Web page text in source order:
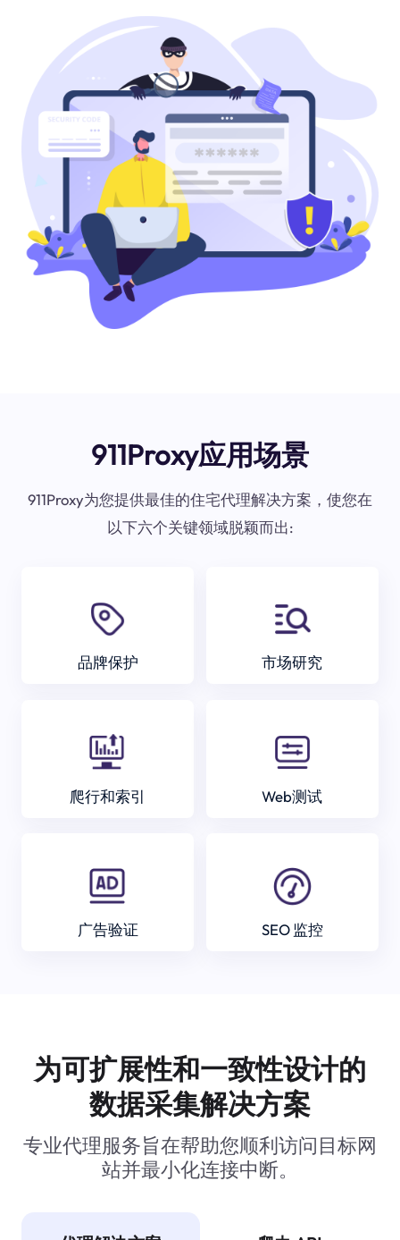
911Proxy应用场景
911Proxy为您提供最佳的住宅代理解决方案，使您在
以下六个关键领域脱颖而出:
品牌保护 市场研究
爬行和索引 Web测试
广告验证 SEO 监控
为可扩展性和一致性设计的
数据采集解决方案
专业代理服务旨在帮助您顺利访问目标网
站并最小化连接中断。